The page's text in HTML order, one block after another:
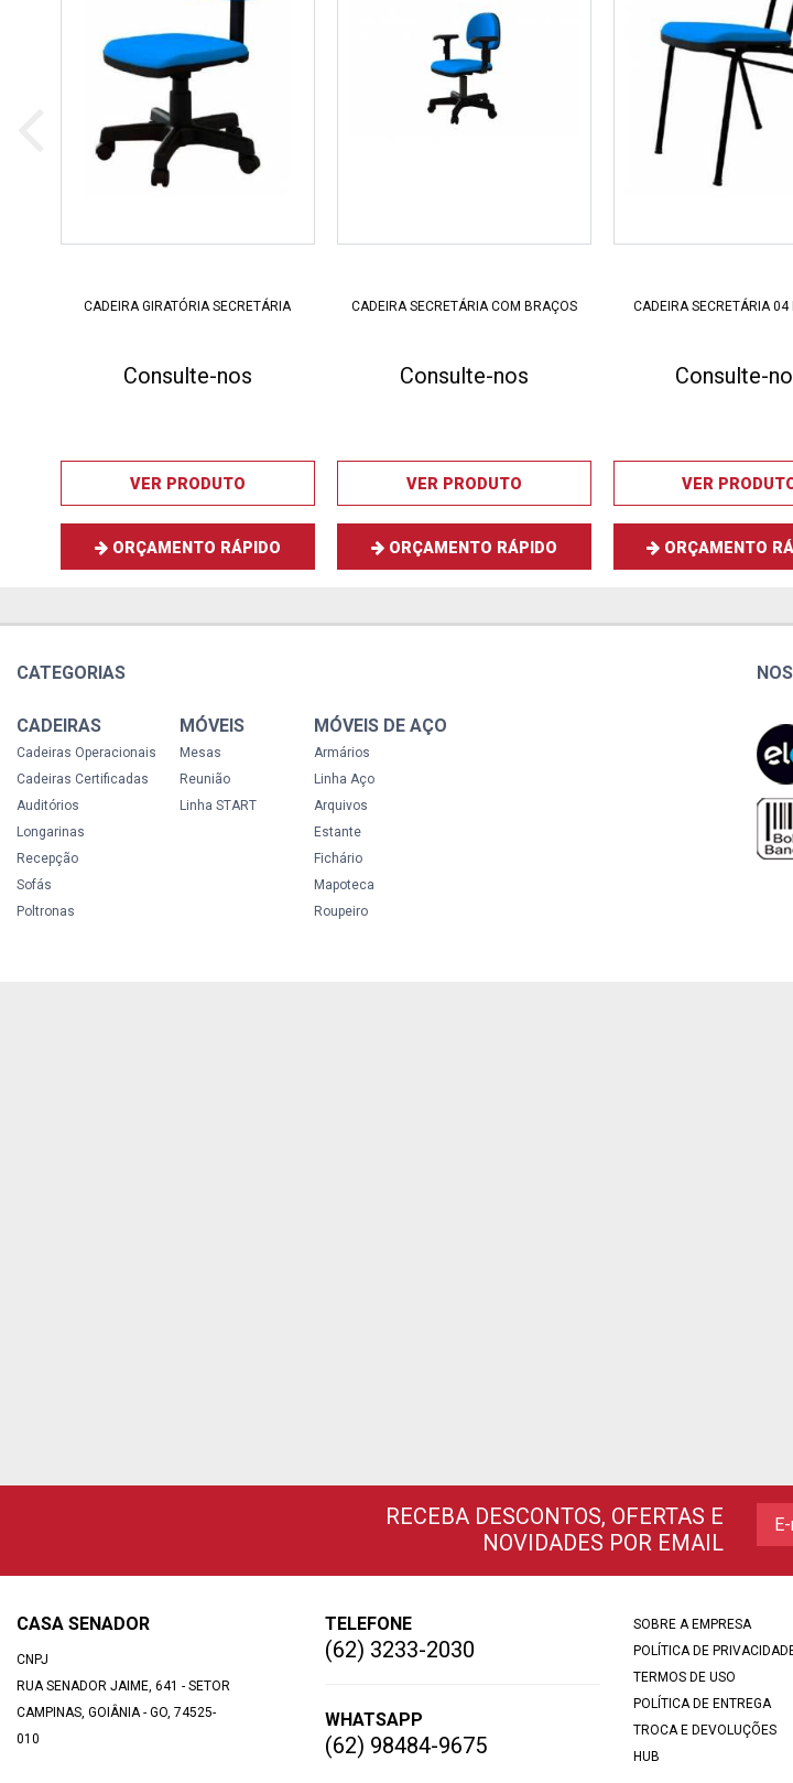
CADEIRA GIRATÓRIA SECRETÁRIA
Consulte-nos
VER PRODUTO
ORÇAMENTO RÁPIDO
CADEIRA SECRETÁRIA COM BRAÇOS
Consulte-nos
VER PRODUTO
ORÇAMENTO RÁPIDO
CADEIRA SECRETÁRIA 04
Consulte-
VER
ORÇAMENTO
CATEGORIAS
CADEIRAS
Cadeiras Operacionais
Cadeiras Certificadas
Auditórios
Longarinas
Recepção
Sofás
Poltronas
MÓVEIS
Mesas
Reunião
Linha START
MÓVEIS DE AÇO
Armários
Linha Aço
Arquivos
Estante
Fichário
Mapoteca
Roupeiro
RECEBA DESCONTOS, OFERTAS E
NOVIDADES POR EMAIL
CASA SENADOR
CNPJ
RUA SENADOR JAIME, 641 - SETOR
CAMPINAS, GOIÂNIA - GO, 74525-
010
TELEFONE
(62) 3233-2030
WHATSAPP
(62) 98484-9675
SOBRE A EMPRESA
POLÍTICA DE
TERMOS DE USO
POLÍTICA DE ENTREGA
TROCA E DEVOLUÇÕES
HUB